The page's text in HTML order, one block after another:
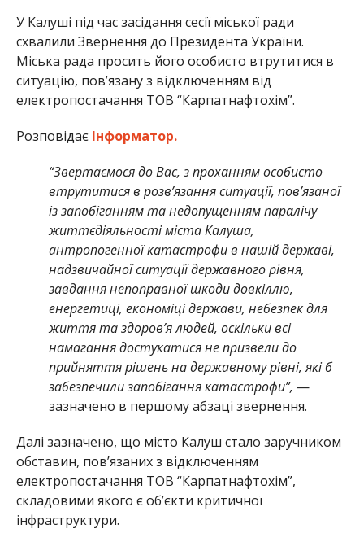
У Калуші під час засідання сесії міської ради
схвалили Звернення до Президента України.
Міська рада просить його особисто втрутитися в
ситуацію, пов’язану з відключенням від
електропостачання ТОВ “Карпатнафтохім”.
Розповідає Інформатор.
“Звертаємося до Вас, з проханням особисто
втрутитися в розв’язання ситуації, пов’язаної
із запобіганням та недопущенням паралічу
життєдіяльності міста Калуша,
антропогенної катастрофи в нашій державі,
надзвичайної ситуації державного рівня,
завдання непоправної шкоди довкіллю,
енергетиці, економіці держави, небезпек для
життя та здоров’я людей, оскільки всі
намагання достукатися не призвели до
прийняття рішень на державному рівні, які б
забезпечили запобігання катастрофи”, —
зазначено в першому абзаці звернення.
Далі зазначено, що місто Калуш стало заручником
обставин, пов’язаних з відключенням
електропостачання ТОВ “Карпатнафтохім”,
складовими якого є об’єкти критичної
інфраструктури.